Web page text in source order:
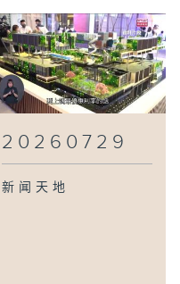
20260729
新闻天地